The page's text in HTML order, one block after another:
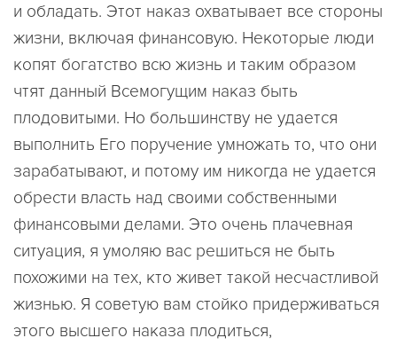
и обладать. Этот наказ охватывает все стороны
жизни, включая финансовую. Некоторые люди
копят богатство всю жизнь и таким образом
чтят данный Всемогущим наказ быть
плодовитыми. Но большинству не удается
выполнить Его поручение умножать то, что они
зарабатывают, и потому им никогда не удается
обрести власть над своими собственными
финансовыми делами. Это очень плачевная
ситуация, я умоляю вас решиться не быть
похожими на тех, кто живет такой несчастливой
жизнью. Я советую вам стойко придерживаться
этого высшего наказа плодиться,